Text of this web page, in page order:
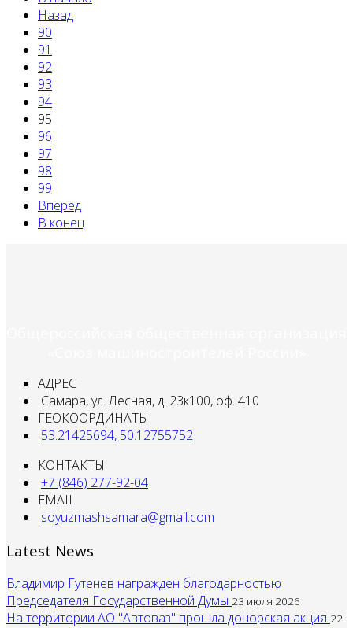
Назад
90
91
92
93
94
95
96
97
98
99
Вперёд
В конец
АДРЕС
Самара, ул. Лесная, д. 23к100, оф. 410
ГЕОКООРДИНАТЫ
53.21425694, 50.12755752
КОНТАКТЫ
+7 (846) 277-92-04
EMAIL
soyuzmashsamara@gmail.com
Latest News
Владимир Гутенев награжден благодарностью
Председателя Государственной Думы 23 июля 2026
На территории АО "Автоваз" прошла донорская акция 22